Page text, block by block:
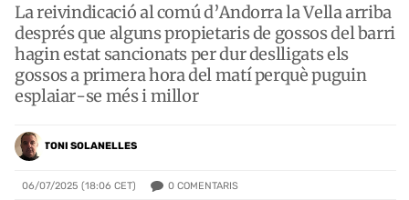
La reivindicació al comú d’Andorra la Vella arriba
després que alguns propietaris de gossos del barri
hagin estat sancionats per dur deslligats els
gossos a primera hora del matí perquè puguin
esplaiar-se més i millor
TONI SOLANELLES
06/07/2025 (18:06 CET) 0 COMENTARIS